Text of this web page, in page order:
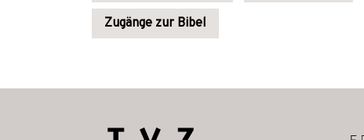
Zugänge zur Bibel